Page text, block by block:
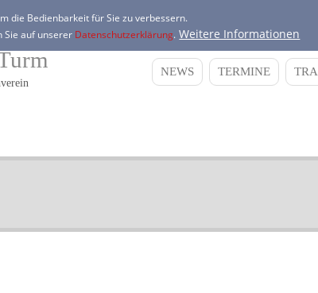
die Bedienbarkeit für Sie zu verbessern.
Sie auf unserer Datenschutzerklärung. Weitere Informationen
Main
NEWS TERMINE